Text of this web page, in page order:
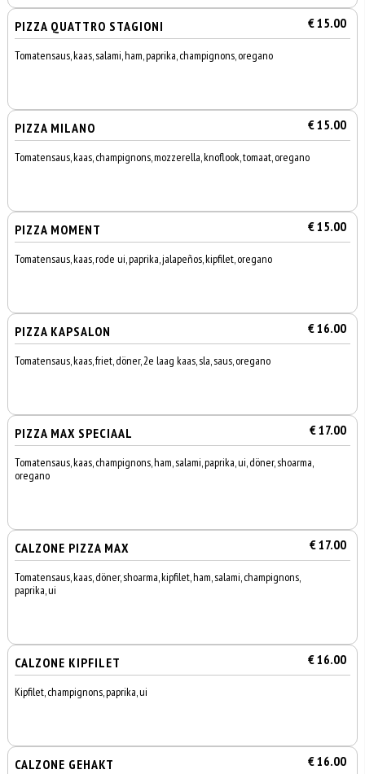
PIZZA QUATTRO STAGIONI € 15.00
Tomatensaus, kaas, salami, ham, paprika, champignons, oregano
PIZZA MILANO € 15.00
Tomatensaus, kaas, champignons, mozzerella, knoflook, tomaat, oregano
PIZZA MOMENT € 15.00
Tomatensaus, kaas, rode ui, paprika, jalapeños, kipfilet, oregano
PIZZA KAPSALON € 16.00
Tomatensaus, kaas, friet, döner, 2e laag kaas, sla, saus, oregano
PIZZA MAX SPECIAAL € 17.00
Tomatensaus, kaas, champignons, ham, salami, paprika, ui, döner, shoarma,
oregano
CALZONE PIZZA MAX € 17.00
Tomatensaus, kaas, döner, shoarma, kipfilet, ham, salami, champignons,
paprika, ui
CALZONE KIPFILET € 16.00
Kipfilet, champignons, paprika, ui
CALZONE GEHAKT € 16.00